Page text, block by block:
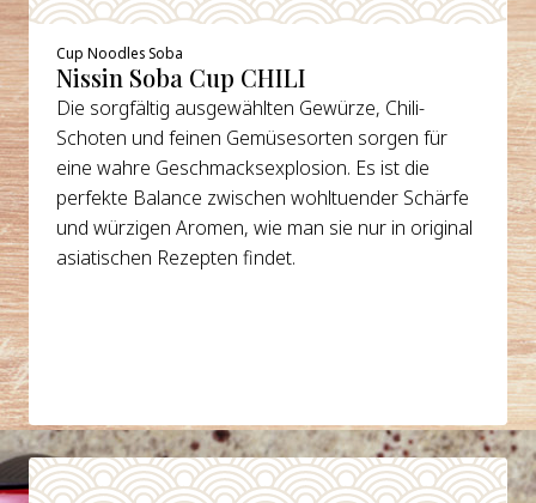
Cup Noodles Soba
Nissin Soba Cup CHILI
Die sorgfältig ausgewählten Gewürze, Chili-
Schoten und feinen Gemüsesorten sorgen für
eine wahre Geschmacksexplosion. Es ist die
perfekte Balance zwischen wohltuender Schärfe
und würzigen Aromen, wie man sie nur in original
asiatischen Rezepten findet.
DETAILS